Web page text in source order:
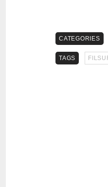
CATEGORIES
TAGS